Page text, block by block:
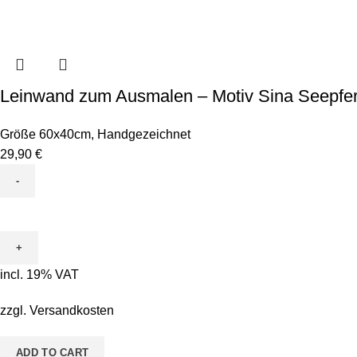
Leinwand zum Ausmalen – Motiv Sina
Größe 60x40cm, Handgezeichnet
29,90 €
Ausmalen
-
Sina
quantity
incl. 19% VAT
zzgl. Versandkosten
ADD TO CART